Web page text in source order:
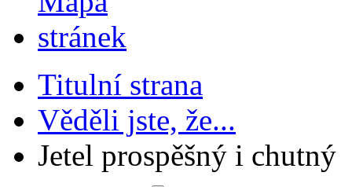
Titulní strana
Věděli jste, že...
Jetel prospěšný i chutný